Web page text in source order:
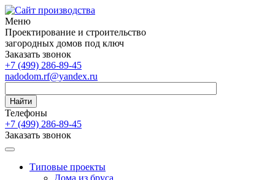
Меню
Проектирование и строительство
загородных домов под ключ
Заказать звонок
+7 (499) 286-89-45
nadodom.rf@yandex.ru
Найти
Телефоны
+7 (499) 286-89-45
Заказать звонок
Типовые проекты
Дома из бруса